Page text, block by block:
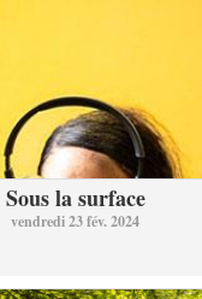
Sous la surface
vendredi 23 fév. 2024